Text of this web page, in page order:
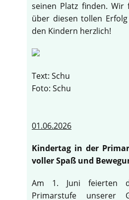
seinen Platz finden.
über diesen tollen
den Kindern herzlich!
Text: Schu
Foto: Schu
01.06.2026
Kindertag in der
voller Spaß und
Am 1. Juni feierten
Primarstufe unserer